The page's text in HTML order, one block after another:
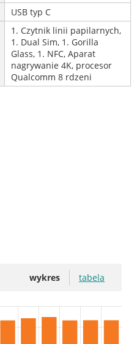
USB typ C
1. Czytnik linii papilarnych,
1. Dual Sim, 1. Gorilla
Glass, 1. NFC, Aparat
nagrywanie 4K, procesor
Qualcomm 8 rdzeni
wykres tabela